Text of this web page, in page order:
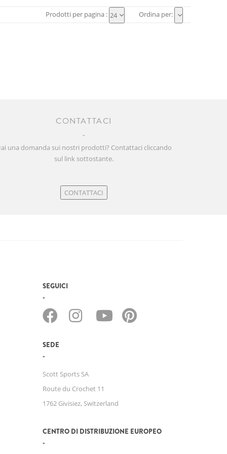
Prodotti per pagina : 24 Ordina per:
CONTATTACI
una domanda sui nostri prodotti? Contattaci cliccando
sul link sottostante.
CONTATTACI
SEGUICI
SEDE
Scott Sports SA
Route du Crochet 11
1762 Givisiez, Switzerland
CENTRO DI DISTRIBUZIONE EUROPEO